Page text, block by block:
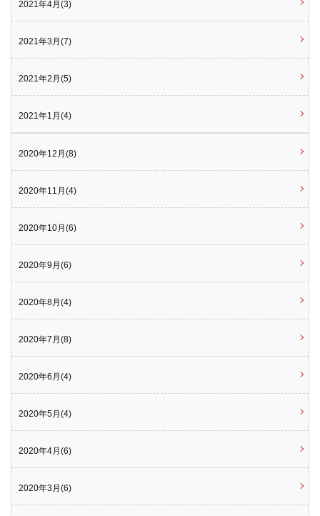
2021年4月(3)
2021年3月(7)
2021年2月(5)
2021年1月(4)
2020年12月(8)
2020年11月(4)
2020年10月(6)
2020年9月(6)
2020年8月(4)
2020年7月(8)
2020年6月(4)
2020年5月(4)
2020年4月(6)
2020年3月(6)